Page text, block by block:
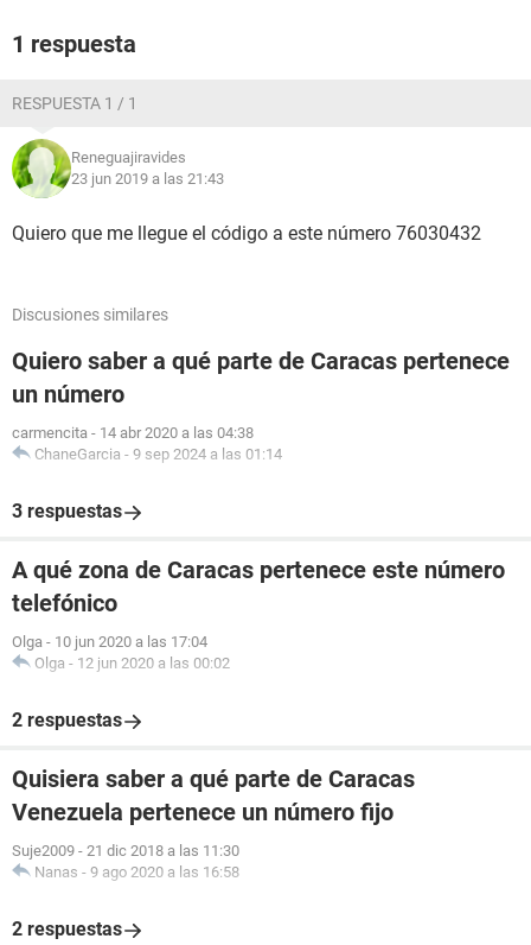
1 respuesta
RESPUESTA 1 / 1
Reneguajiravides
23 jun 2019 a las 21:43
Quiero que me llegue el código a este número 76030432
Discusiones similares
Quiero saber a qué parte de Caracas pertenece
un número
carmencita - 14 abr 2020 a las 04:38
ChaneGarcia - 9 sep 2024 a las 01:14
3 respuestas
A qué zona de Caracas pertenece este número
telefónico
Olga - 10 jun 2020 a las 17:04
Olga - 12 jun 2020 a las 00:02
2 respuestas
Quisiera saber a qué parte de Caracas
Venezuela pertenece un número fijo
Suje2009 - 21 dic 2018 a las 11:30
Nanas - 9 ago 2020 a las 16:58
2 respuestas